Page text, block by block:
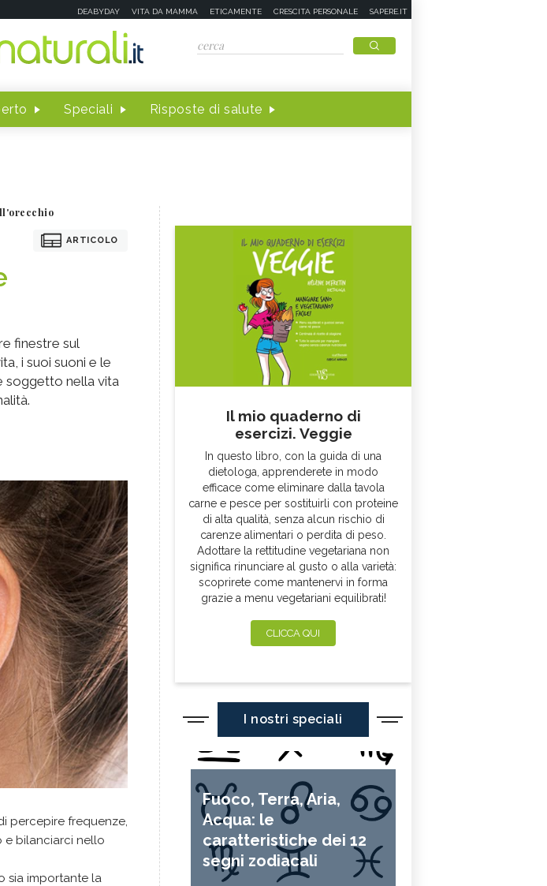
DEABYDAY VITA DA MAMMA ETICAMENTE CRESCITA PERSONALE SAPERE.IT
Speciali Risposte di salute
ARTICOLO
finestre sul
i suoi suoni e le
soggetto nella vita
percepire frequenze,
e bilanciarci nello
sia importante la
Il mio quaderno di
esercizi. Veggie
In questo libro, con la guida di una
dietologa, apprenderete in modo
efficace come eliminare dalla tavola
carne e pesce per sostituirli con proteine
di alta qualità, senza alcun rischio di
carenze alimentari o perdita di peso.
Adottare la rettitudine vegetariana non
significa rinunciare al gusto o alla varietà:
scoprirete come mantenervi in forma
grazie a menu vegetariani equilibrati!
CLICCA QUI
I nostri speciali
Fuoco, Terra, Aria,
Acqua: le
caratteristiche dei 12
segni zodiacali